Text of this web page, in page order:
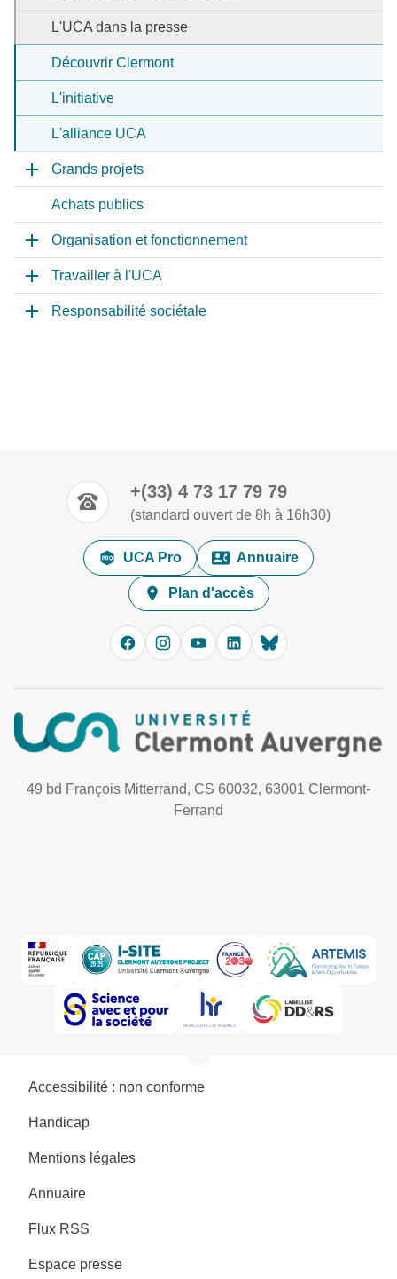
L'UCA dans la presse
Découvrir Clermont
L'initiative
L'alliance UCA
Grands projets
Achats publics
Organisation et fonctionnement
Travailler à l'UCA
Responsabilité sociétale
+(33) 4 73 17 79 79
(standard ouvert de 8h à 16h30)
UCA Pro Annuaire
Plan d'accès
49 bd François Mitterrand, CS 60032, 63001 Clermont-
Ferrand
Accessibilité : non conforme
Handicap
Mentions légales
Annuaire
Flux RSS
Espace presse